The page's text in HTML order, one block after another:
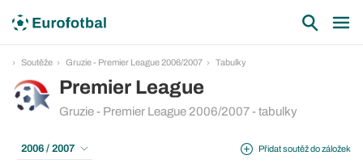
Soutěže Gruzie - Premier League 2006/2007 Tabulky
Premier League
Gruzie - Premier League 2006/2007 - tabulky
Přidat soutěž do záložek
2006 / 2007